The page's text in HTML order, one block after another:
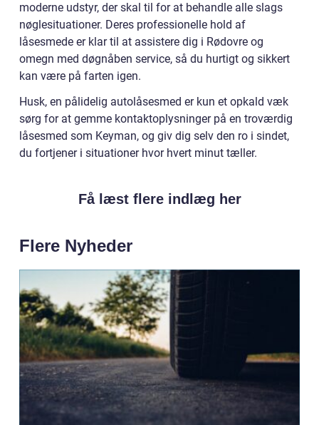
moderne udstyr, der skal til for at behandle alle slags
nøglesituationer. Deres professionelle hold af
låsesmede er klar til at assistere dig i Rødovre og
omegn med døgnåben service, så du hurtigt og sikkert
kan være på farten igen.
Husk, en pålidelig autolåsesmed er kun et opkald væk
sørg for at gemme kontaktoplysninger på en troværdig
låsesmed som Keyman, og giv dig selv den ro i sindet,
du fortjener i situationer hvor hvert minut tæller.
Få læst flere indlæg her
Flere Nyheder